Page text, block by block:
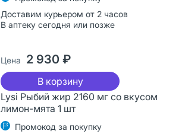
Доставим курьером от 2 часов
В аптеку сегодня или позже
Цена 2 930 ₽
В корзину
Lysi Рыбий жир 2160 мг со вкусом
лимон-мята 1 шт
Промокод за покупку